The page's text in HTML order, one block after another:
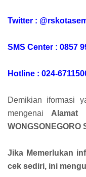
Twitter :
SMS Center : 0857
Hotline : 024-
Demikian iformasi
mengenai Alamat
WONGSONEGORO
Jika Memerlukan
cek sediri, ini